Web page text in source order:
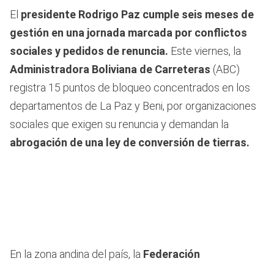
El presidente Rodrigo Paz cumple seis meses de
gestión en una jornada marcada por conflictos
sociales y pedidos de renuncia. Este viernes, la
Administradora Boliviana de Carreteras (ABC)
registra 15 puntos de bloqueo concentrados en los
departamentos de La Paz y Beni, por organizaciones
sociales que exigen su renuncia y demandan la
abrogación de una ley de conversión de tierras.
En la zona andina del país, la Federación